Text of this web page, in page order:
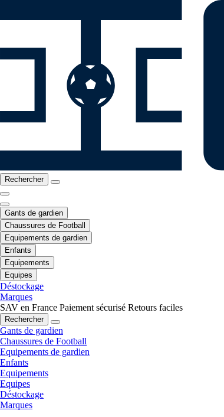
Rechercher
Gants de gardien
Chaussures de Football
Equipements de gardien
Enfants
Equipements
Equipes
Déstockage
Marques
SAV en France Paiement sécurisé Retours faciles
Rechercher
Gants de gardien
Chaussures de Football
Equipements de gardien
Enfants
Equipements
Equipes
Déstockage
Marques